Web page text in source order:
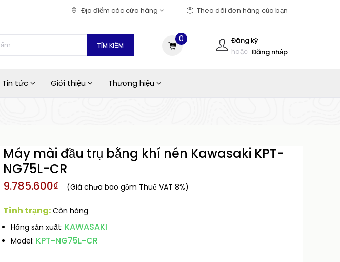
Địa điểm các cửa hàng Theo dõi đơn hàng của bạn
TÌM KIẾM
Đăng ký
hoặc Đăng nhập
0
Tin tức Giới thiệu Thương hiệu
Máy mài đầu trụ bằng khí nén Kawasaki KPT-
NG75L-CR
9.785.600₫ (Giá chưa bao gồm Thuế VAT 8%)
Tình trạng: Còn hàng
Hãng sản xuất: KAWASAKI
Model: KPT-NG75L-CR